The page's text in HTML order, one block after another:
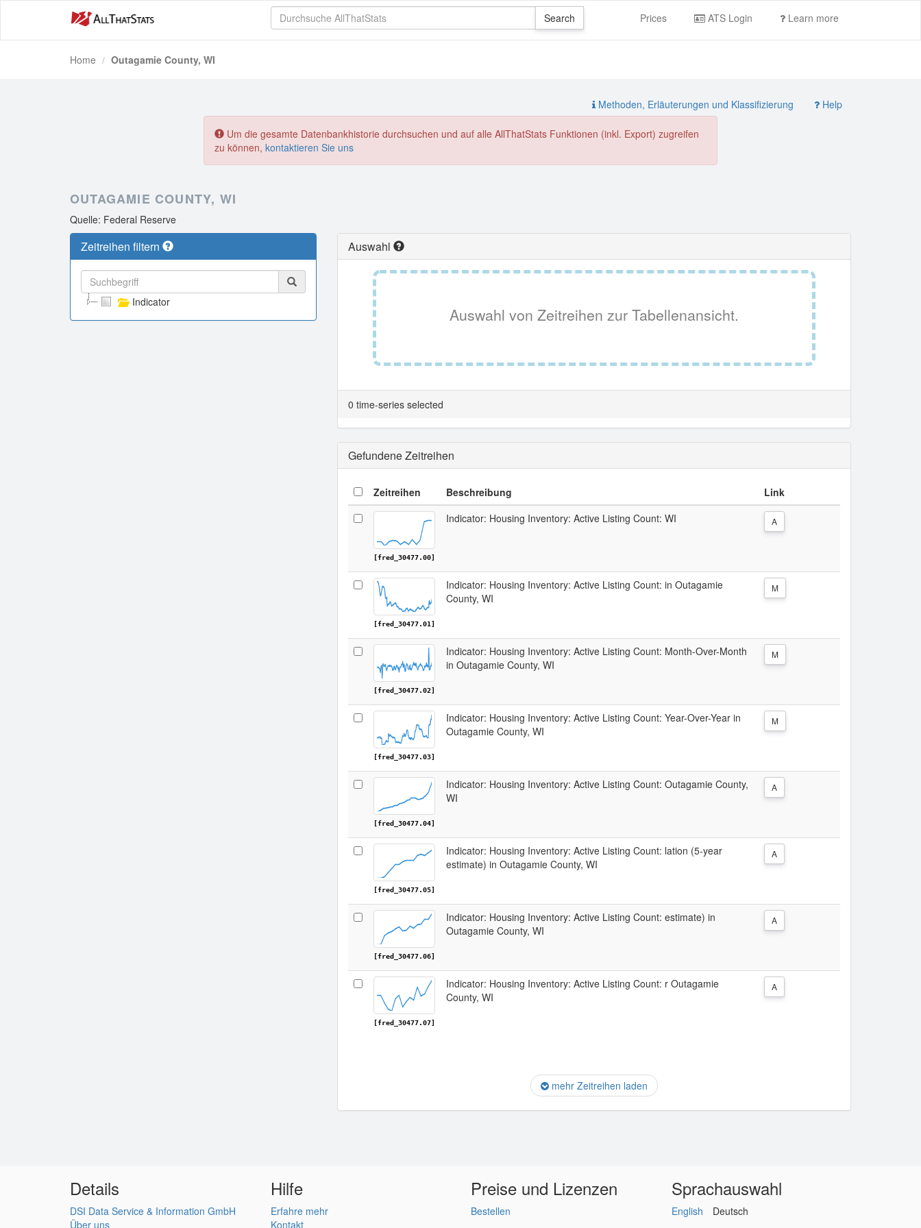
Prices ATS Login Learn more
Home Outagamie County, WI
Methoden, Erläuterungen und Klassifizierung Help
Um die gesamte Datenbankhistorie durchsuchen und auf alle AllThatStats Funktionen (inkl. Export) zugreifen
zu können, kontaktieren Sie uns
OUTAGAMIE COUNTY, WI
Quelle: Federal Reserve
Zeitreihen filtern
Indicator
Auswahl
Auswahl von Zeitreihen zur Tabellenansicht.
0 time-series selected
Gefundene Zeitreihen
Zeitreihen Beschreibung Link
[fred_30477.00]
Indicator: Housing Inventory: Active Listing Count: WI A
[fred_30477.01]
Indicator: Housing Inventory: Active Listing Count: in Outagamie
County, WI
M
[fred_30477.02]
Indicator: Housing Inventory: Active Listing Count: Month-Over-Month
in Outagamie County, WI
M
[fred_30477.03]
Indicator: Housing Inventory: Active Listing Count: Year-Over-Year in
Outagamie County, WI
M
[fred_30477.04]
Indicator: Housing Inventory: Active Listing Count: Outagamie County,
WI
A
[fred_30477.05]
Indicator: Housing Inventory: Active Listing Count: lation (5-year
estimate) in Outagamie County, WI
A
[fred_30477.06]
Indicator: Housing Inventory: Active Listing Count: estimate) in
Outagamie County, WI
A
[fred_30477.07]
Indicator: Housing Inventory: Active Listing Count: r Outagamie
County, WI
A
mehr Zeitreihen laden
Details
DSI Data Service & Information GmbH
Über uns
Hilfe
Erfahre mehr
Kontakt
Preise und Lizenzen
Bestellen
Sprachauswahl
English Deutsch